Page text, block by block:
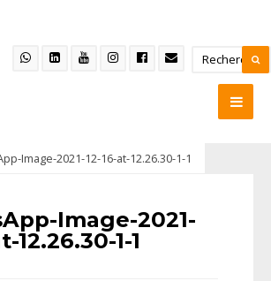
Image-2021-12-16-at-12.26.30-1-1
Image-2021-
12.26.30-1-1